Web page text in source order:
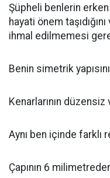
Şüpheli benlerin
hayati önem
ihmal edilmemesi
Benin simetrik
Kenarlarının düzensiz
Aynı ben içinde farklı
Çapının 6